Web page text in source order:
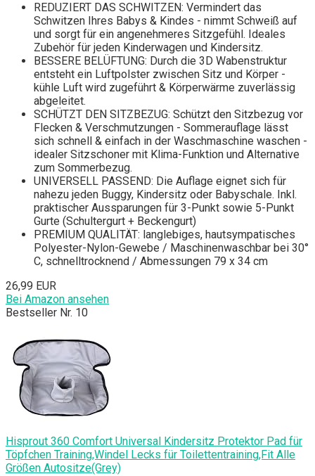
REDUZIERT DAS SCHWITZEN: Vermindert das
Schwitzen Ihres Babys & Kindes - nimmt Schweiß auf
und sorgt für ein angenehmeres Sitzgefühl. Ideales
Zubehör für jeden Kinderwagen und Kindersitz.
BESSERE BELÜFTUNG: Durch die 3D Wabenstruktur
entsteht ein Luftpolster zwischen Sitz und Körper -
kühle Luft wird zugeführt & Körperwärme zuverlässig
abgeleitet.
SCHÜTZT DEN SITZBEZUG: Schützt den Sitzbezug vor
Flecken & Verschmutzungen - Sommerauflage lässt
sich schnell & einfach in der Waschmaschine waschen -
idealer Sitzschoner mit Klima-Funktion und Alternative
zum Sommerbezug.
UNIVERSELL PASSEND: Die Auflage eignet sich für
nahezu jeden Buggy, Kindersitz oder Babyschale. Inkl.
praktischer Aussparungen für 3-Punkt sowie 5-Punkt
Gurte (Schultergurt + Beckengurt)
PREMIUM QUALITÄT: langlebiges, hautsympatisches
Polyester-Nylon-Gewebe / Maschinenwaschbar bei 30°
C, schnelltrocknend / Abmessungen 79 x 34 cm
26,99 EUR
Bei Amazon ansehen
Bestseller Nr. 10
Hisprout 360 Comfort Universal Kindersitz Protektor Pad für
Töpfchen Training,Windel Lecks für Toilettentraining,Fit Alle
Größen Autositze(Grey)